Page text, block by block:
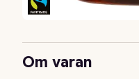
Om varan